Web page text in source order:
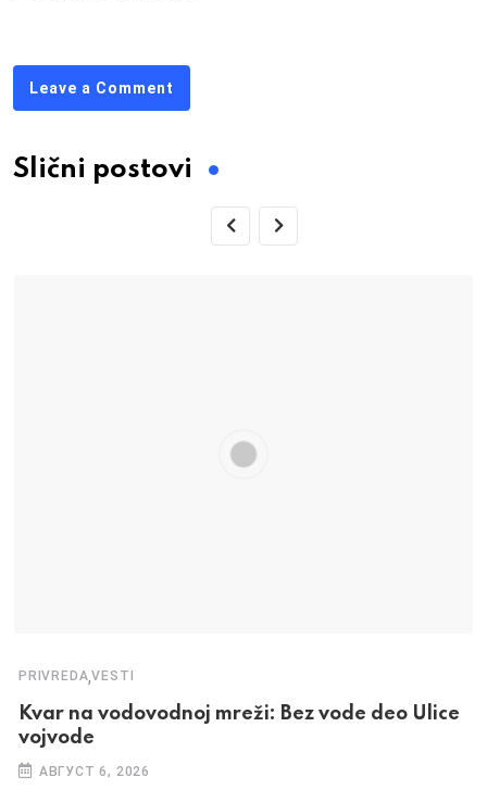
Leave a Comment
Slični postovi
PRIVREDA,VESTI
Kvar na vodovodnoj mreži: Bez vode deo Ulice
vojvode
АВГУСТ 6, 2026